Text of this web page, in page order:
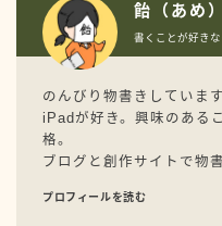
飴（あめ）
書くことが好きな
のんびり物書きしています
iPadが好き。興味のある
格。
ブログと創作サイトで物
プロフィールを読む